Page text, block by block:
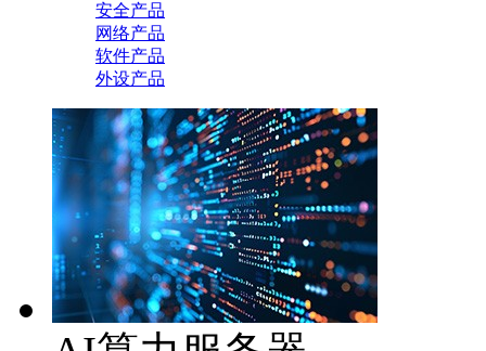
安全产品
网络产品
软件产品
外设产品